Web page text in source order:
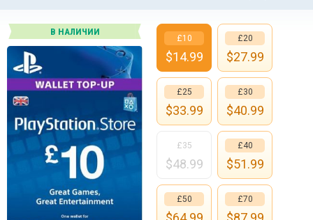
В НАЛИЧИИ
£10
$14.99
£20
$27.99
£25
$33.99
£30
$40.99
£35
$48.99
£40
$51.99
£50 £70